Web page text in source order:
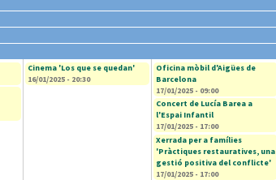
Cinema 'Los que se quedan'
16/01/2025 - 20:30
Oficina mòbil d'Aigües de
Barcelona
17/01/2025 - 09:00
Concert de Lucía Barea a
l'Espai Infantil
17/01/2025 - 17:00
Xerrada per a famílies
'Pràctiques restauratives, una
gestió positiva del conflicte'
17/01/2025 - 17:00